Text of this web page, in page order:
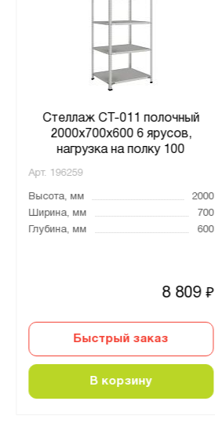
Стеллаж СТ-011 полочный
2000x700x600 6 ярусов,
нагрузка на полку 100
Арт. 196259
Высота, мм
2000
Ширина, мм
700
Глубина, мм
600
8 809₽
Быстрый заказ
В корзину